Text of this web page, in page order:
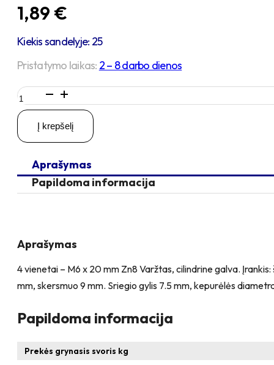
1,89 €
Kiekis sandelyje: 25
Pristatymo laikas: 2 – 8 darbo dienos
produkto
kiekis:
4
vienetai
–
20
Zn
+
4
vienetai
–
NTM6
10
mm
T-
Į krepšelį
Aprašymas
Papildoma informacija
Aprašymas
4 vienetai – M6 x 20 mm Zn8 Varžtas, cilindrine galva.
mm, skersmuo 9 mm. Sriegio gylis 7.5 mm, kepurėlės
Papildoma informacija
Prekės grynasis svoris kg